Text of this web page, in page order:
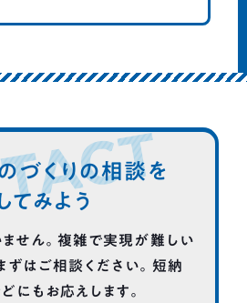
づくりの相談を
てみよう
ません。複雑で実現が難しい
ずはご相談ください。短納
にもお応えします。